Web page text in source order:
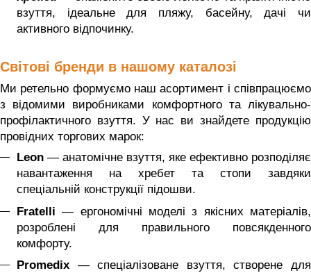
взуття, ідеальне для пляжу, басейну, дачі чи
активного відпочинку.
Світові бренди в нашому каталозі
Ми ретельно формуємо наш асортимент і співпрацюємо
з відомими виробниками комфортного та лікувально-
профілактичного взуття. У нас ви знайдете продукцію
провідних торгових марок:
Leon — анатомічне взуття, яке ефективно розподіляє
навантаження на хребет та стопи завдяки
спеціальній конструкції підошви.
Fratelli — ергономічні моделі з якісних матеріалів,
розроблені для правильного повсякденного
комфорту.
Promedix
— спеціалізоване взуття, створене для